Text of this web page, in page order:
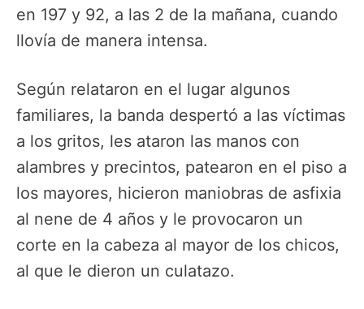
en 197 y 92, a las 2 de la mañana, cuando
llovía de manera intensa.
Según relataron en el lugar algunos
familiares, la banda despertó a las víctimas
a los gritos, les ataron las manos con
alambres y precintos, patearon en el piso a
los mayores, hicieron maniobras de asfixia
al nene de 4 años y le provocaron un
corte en la cabeza al mayor de los chicos,
al que le dieron un culatazo.